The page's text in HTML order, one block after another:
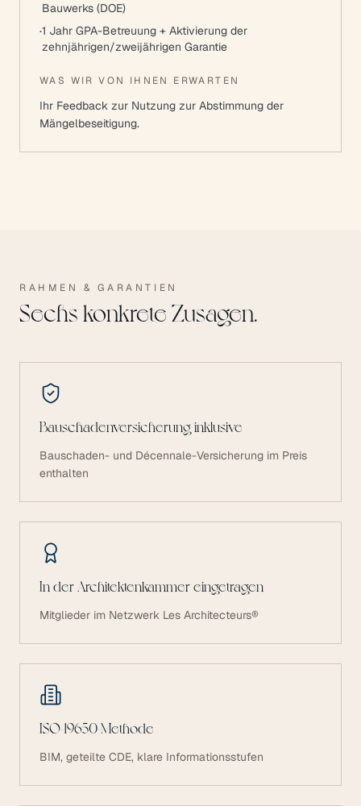
Bauwerks (DOE)
·1 Jahr GPA-Betreuung + Aktivierung der
zehnjährigen/zweijährigen Garantie
WAS WIR VON IHNEN ERWARTEN
Ihr Feedback zur Nutzung zur Abstimmung der
Mängelbeseitigung.
RAHMEN & GARANTIEN
Sechs konkrete Zusagen.
Bauschadenversicherung inklusive
Bauschaden- und Décennale-Versicherung im Preis
enthalten
In der Architektenkammer eingetragen
Mitglieder im Netzwerk Les Architecteurs®
ISO-19650-Methode
BIM, geteilte CDE, klare Informationsstufen